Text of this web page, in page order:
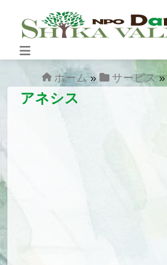
Main
Navigation
ホーム » サービス »
アネシス